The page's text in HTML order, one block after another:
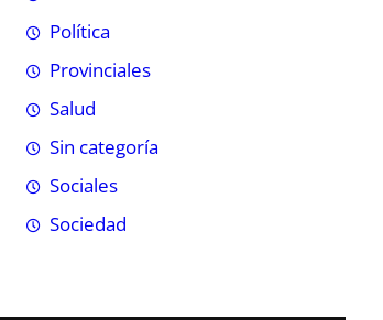
Política
Provinciales
Salud
Sin categoría
Sociales
Sociedad